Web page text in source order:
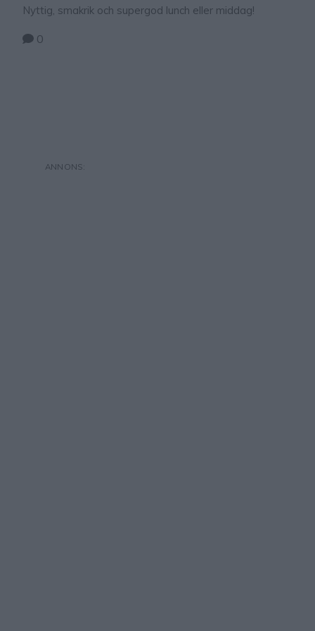
Nyttig, smakrik och supergod lunch eller middag!
0